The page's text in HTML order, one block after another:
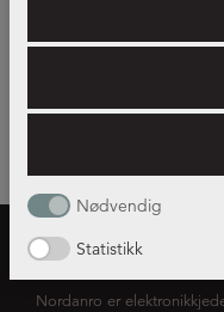
Nødvendig
Statistikk
OM NORDANRO
Nordanro er